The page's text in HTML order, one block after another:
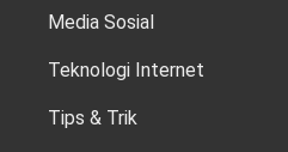
Media Sosial
Teknologi Internet
Tips & Trik